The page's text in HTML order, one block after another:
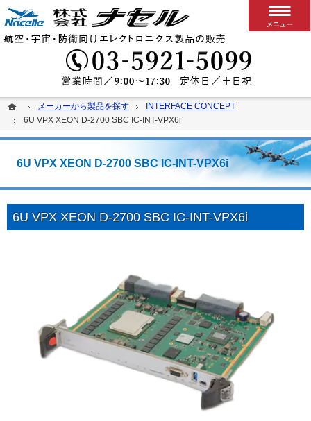
ホームメーカーから製品を探す
INTERFACE CONCEPT
6U VPX XEON D-2700 SBC IC-INT-VPX6i
6U VPX XEON D-2700 SBC IC-INT-VPX6i
搭載用VPXボード/システム
カスタム可能な堅牢パソコン、ディスプレイ、スイッチ
6U VPX XEON D-2700 SBC IC-INT-VPX6i
ホームメーカーから製品を探す
INTERFACE CONCEPT
6U VPX XEON D-2700 SBC IC-INT-VPX6i